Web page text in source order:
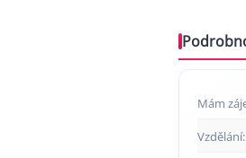
Mám
Vzdělání: